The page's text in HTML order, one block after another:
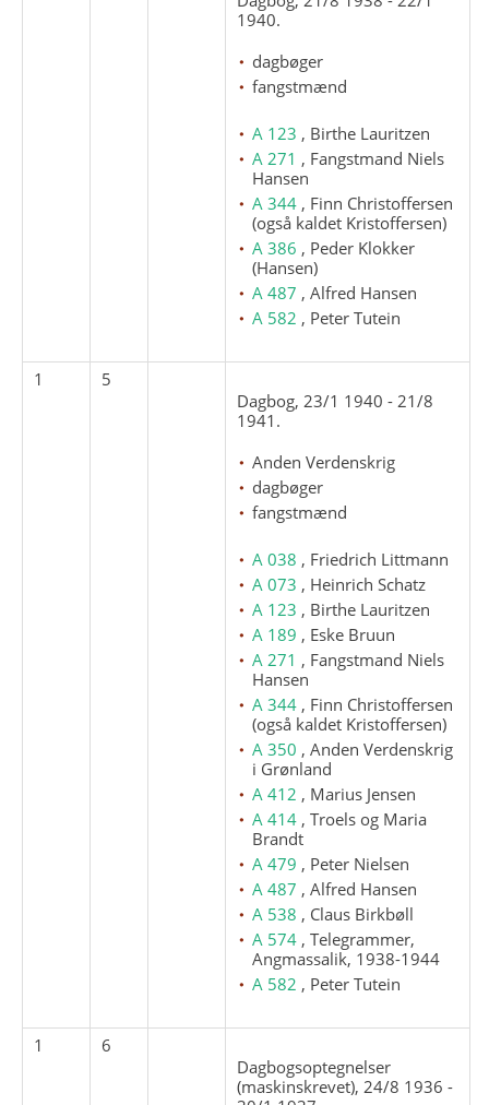
1940.
dagbøger
fangstmænd
A 123 , Birthe Lauritzen
A 271 , Fangstmand Niels
Hansen
A 344 , Finn Christoffersen
(også kaldet Kristoffersen)
A 386 , Peder Klokker
(Hansen)
A 487 , Alfred Hansen
A 582 , Peter Tutein
1
5
Dagbog, 23/1 1940 - 21/8
1941.
Anden Verdenskrig
dagbøger
fangstmænd
A 038 , Friedrich Littmann
A 073 , Heinrich Schatz
A 123 , Birthe Lauritzen
A 189 , Eske Bruun
A 271 , Fangstmand Niels
Hansen
A 344 , Finn Christoffersen
(også kaldet Kristoffersen)
A 350 , Anden Verdenskrig
i Grønland
A 412 , Marius Jensen
A 414 , Troels og Maria
Brandt
A 479 , Peter Nielsen
A 487 , Alfred Hansen
A 538 , Claus Birkbøll
A 574 , Telegrammer,
Angmassalik, 1938-1944
A 582 , Peter Tutein
1
6
Dagbogsoptegnelser
(maskinskrevet), 24/8 1936 -